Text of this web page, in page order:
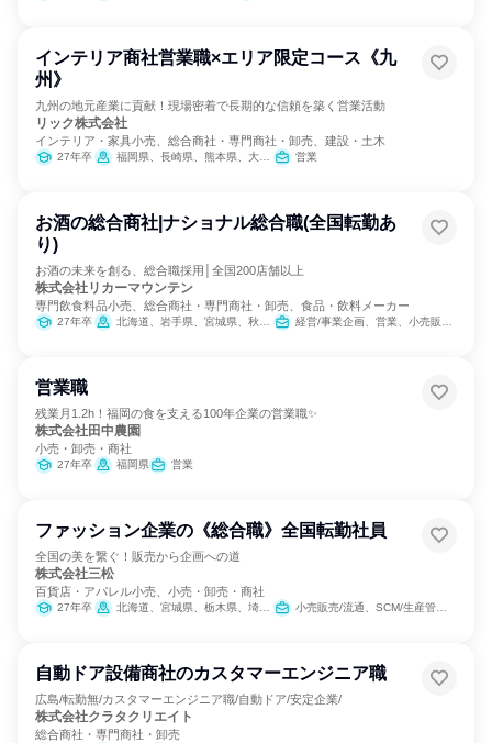
インテリア商社営業職×エリア限定コース《九
州》
九州の地元産業に貢献！現場密着で長期的な信頼を築く営業活動
リック株式会社
インテリア・家具小売、総合商社・専門商社・卸売、建設・土木
27年卒 福岡県、長崎県、熊本県、大分県、宮崎県、鹿児島県 営業
お酒の総合商社|ナショナル総合職(全国転勤あ
り)
お酒の未来を創る、総合職採用│全国200店舗以上
株式会社リカーマウンテン
専門飲食料品小売、総合商社・専門商社・卸売、食品・飲料メーカー
27年卒 北海道、岩手県、宮城県、秋田県、茨城県、埼玉県、千葉県、東京都、神奈川県、新潟県、富山県、石川県、岐阜県、静岡県、愛知県、三重県、滋賀県、京都府、大阪府、兵庫県、広島県、徳島県、愛媛県、高知県、福岡県、佐賀県、長崎県、熊本県、大分県、宮崎県、沖縄県 経営/事業企画、営業、小売販売/流通、SCM/生産管理/購買/物流、交通/運輸、商品企画、マーケティング・広告・宣伝
営業職
残業月1.2h！福岡の食を支える100年企業の営業職✨
株式会社田中農園
小売・卸売・商社
27年卒 福岡県 営業
ファッション企業の《総合職》全国転勤社員
全国の美を繋ぐ！販売から企画への道
株式会社三松
百貨店・アパレル小売、小売・卸売・商社
27年卒 北海道、宮城県、栃木県、埼玉県、千葉県、東京都、神奈川県、愛知県、京都府、大阪府、兵庫県、福岡県、沖縄県 小売販売/流通、SCM/生産管理/購買/物流、営業
自動ドア設備商社のカスタマーエンジニア職
広島/転勤無/カスタマーエンジニア職/自動ドア/安定企業/
株式会社クラタクリエイト
総合商社・専門商社・卸売